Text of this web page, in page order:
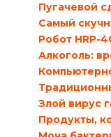
Пугачевой
Самый
Робот HRP-
Алкоголь:
Злой вирус
Продукты,